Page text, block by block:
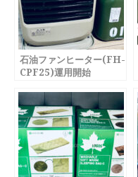
石油ファンヒーター(FH-
CPF25)運用開始